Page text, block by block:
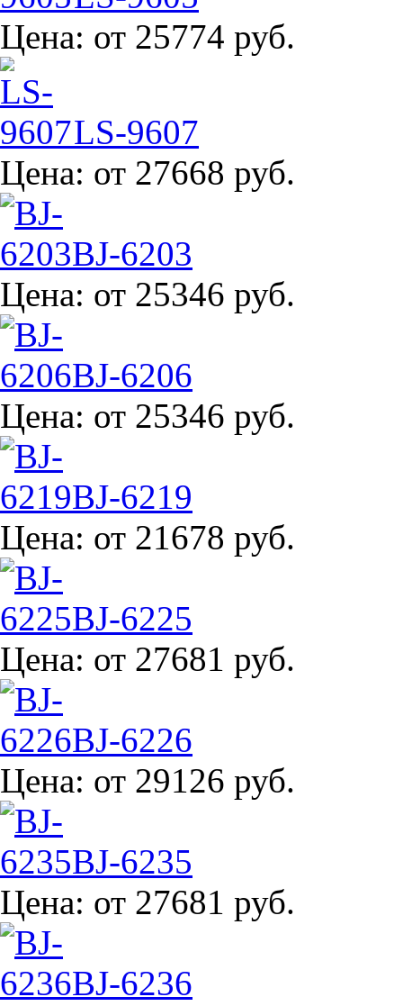
Цена: от 25774 руб.
LS-9607
Цена: от 27668 руб.
BJ-6203
Цена: от 25346 руб.
BJ-6206
Цена: от 25346 руб.
BJ-6219
Цена: от 21678 руб.
BJ-6225
Цена: от 27681 руб.
BJ-6226
Цена: от 29126 руб.
BJ-6235
Цена: от 27681 руб.
BJ-6236